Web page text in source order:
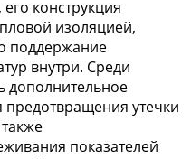
конструкция
изоляцией,
поддержание
внутри. Среди
дополнительное
утечки
показателей